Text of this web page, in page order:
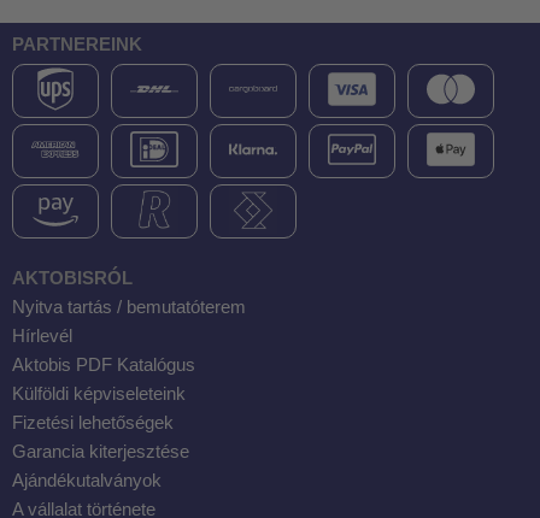
PARTNEREINK
AKTOBISRÓL
Nyitva tartás / bemutatóterem
Hírlevél
Aktobis PDF Katalógus
Külföldi képviseleteink
Fizetési lehetőségek
Garancia kiterjesztése
Ajándékutalványok
A vállalat története